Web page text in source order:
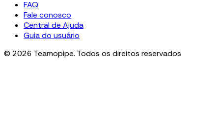
FAQ
Fale conosco
Central de Ajuda
Guia do usuário
© 2026 Teamopipe. Todos os direitos reservados